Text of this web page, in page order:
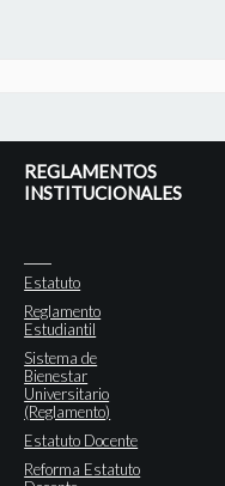
REGLAMENTOS
INSTITUCIONALES
Estatuto
Reglamento
Estudiantil
Sistema de
Bienestar
Universitario
(Reglamento)
Estatuto Docente
Reforma Estatuto